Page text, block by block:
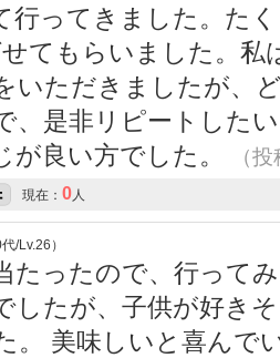
行ってきました。た
てもらいました。私
いただきましたが、
、是非リピートした
が良い方でした。
（
現在： 0人
/Lv.26）
たったので、行って
したが、子供が好き
。 美味しいと喜んで